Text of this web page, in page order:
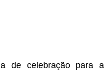
de celebração para